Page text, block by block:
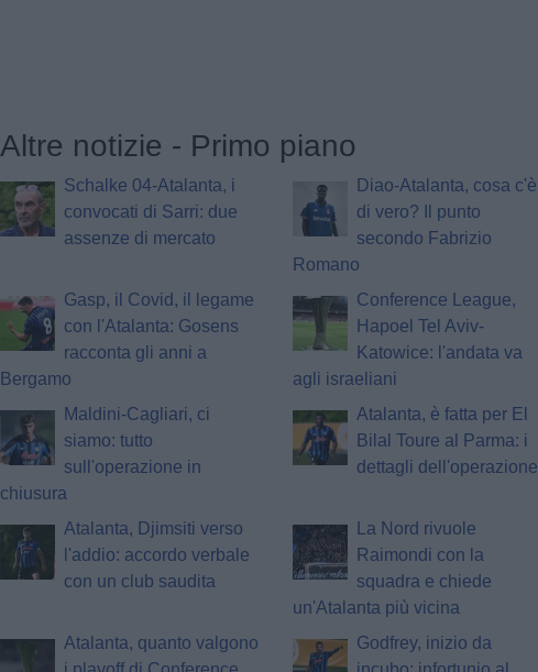
Altre notizie - Primo piano
Schalke 04-Atalanta, i
convocati di Sarri: due
assenze di mercato
Diao-Atalanta, cosa c'è
di vero? Il punto
secondo Fabrizio
Romano
Gasp, il Covid, il legame
con l'Atalanta: Gosens
racconta gli anni a
Bergamo
Conference League,
Hapoel Tel Aviv-
Katowice: l'andata va
agli israeliani
Maldini-Cagliari, ci
siamo: tutto
sull'operazione in
chiusura
Atalanta, è fatta per El
Bilal Toure al Parma: i
dettagli dell'operazione
Atalanta, Djimsiti verso
l'addio: accordo verbale
con un club saudita
La Nord rivuole
Raimondi con la
squadra e chiede
un'Atalanta più vicina
Atalanta, quanto valgono
Godfrey, inizio da